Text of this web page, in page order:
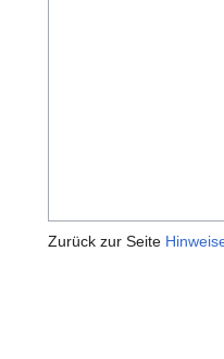
Zurück zur Seite